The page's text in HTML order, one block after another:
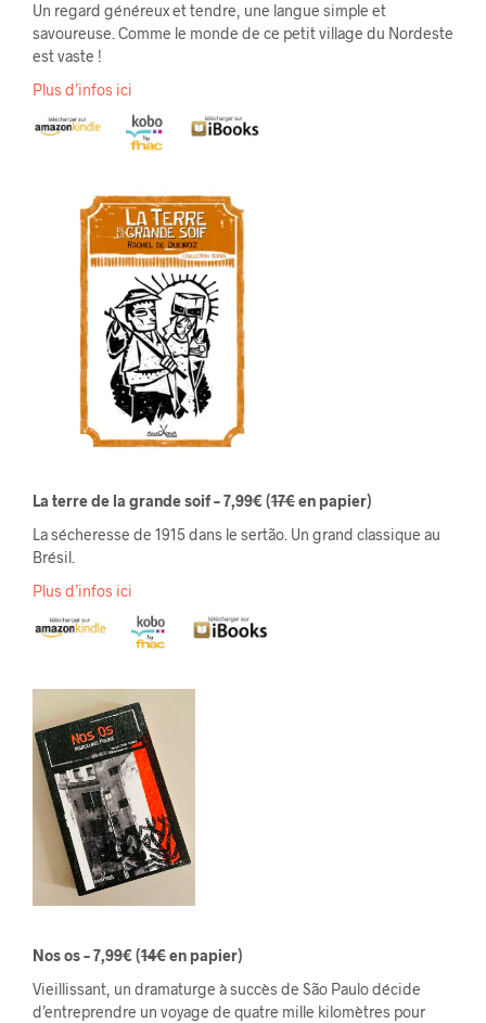
Un regard généreux et tendre, une langue simple et
savoureuse. Comme le monde de ce petit village du Nordeste
est vaste !
Plus d’infos ici
La terre de la grande soif – 7,99€ (17€en papier)
La sécheresse de 1915 dans le sertão. Un grand classique au
Brésil.
Plus d’infos ici
Nos os – 7,99€ (14€en papier)
Vieillissant, un dramaturge à succès de São Paulo décide
d’entreprendre un voyage de quatre mille kilomètres pour